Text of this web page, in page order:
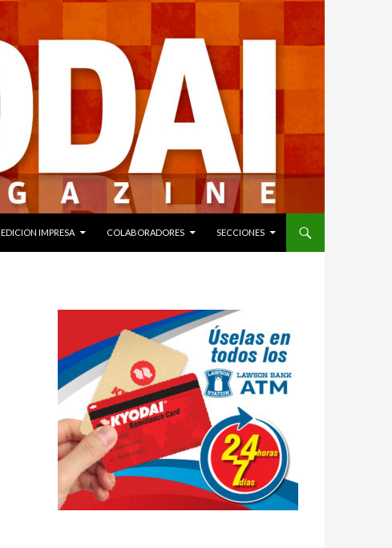
EDICION IMPRESA COLABORADORES SECCIONES